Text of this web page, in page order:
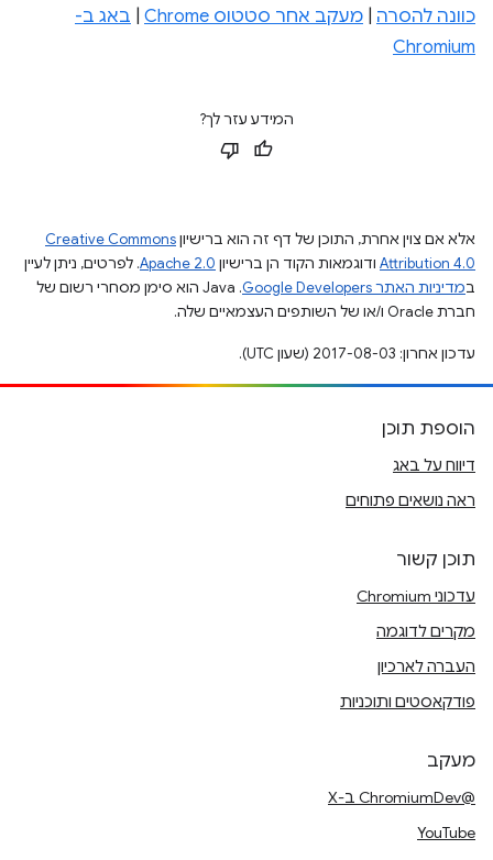
כוונה להסרה מעקב אחר סטטוס Chrome
באג ב-
Chromium
המידע עזר לך?
אלא אם צוין אחרת, התוכן של דף זה הוא ברישיוןCreative Commons
Attribution 4.0 ודוגמאות הקוד הן ברישיון Apache 2.0. לפרטים, ניתן לעיין
במדיניות האתר Google Developers‏
.‏ Java הוא סימן מסחרי רשום של
חברת Oracle ו/או של השותפים העצמאיים שלה.
עדכון אחרון: 2017-08-03 (שעון UTC).
הוספת תוכן
דיווח על באג
ראה נושאים פתוחים
תוכן קשור
עדכוני Chromium
מקרים לדוגמה
העברה לארכיון
פודקאסטים ותוכניות
מעקב
@ChromiumDev ב-X
YouTube